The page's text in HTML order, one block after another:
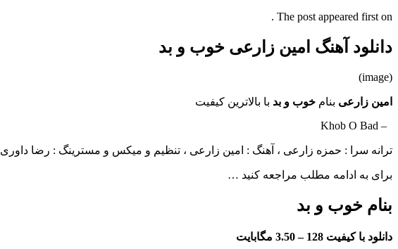
The post appeared first on .
دانلود آهنگ امین زارعی خوب و بد
(image)
امین زارعی بنام خوب و بد با بالاترین کیفیت
– Khob O Bad
ترانه سرا : حمزه زارعی ، آهنگ : امین زارعی ، تنظیم و میکس و مسترینگ : رضا داوری
برای به ادامه مطلب مراجعه کنید …
بنام خوب و بد
دانلود با کیفیت 128 – 3.50 مگابایت